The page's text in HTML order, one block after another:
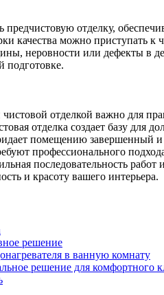
отделку,
качества можно приступать к
неровности или дефекты в
подготовке.
отделкой важно для
отделка создает базу для
помещению завершенный
профессионального
последовательность
и красоту вашего интерьера.
решение
в ванную комнату
решение для комфортного